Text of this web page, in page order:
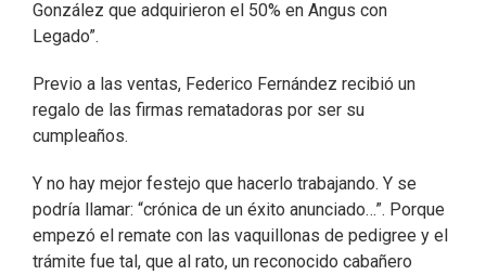
González que adquirieron el 50% en Angus con
Legado”.
Previo a las ventas, Federico Fernández recibió un
regalo de las firmas rematadoras por ser su
cumpleaños.
Y no hay mejor festejo que hacerlo trabajando. Y se
podría llamar: “crónica de un éxito anunciado…”. Porque
empezó el remate con las vaquillonas de pedigree y el
trámite fue tal, que al rato, un reconocido cabañero